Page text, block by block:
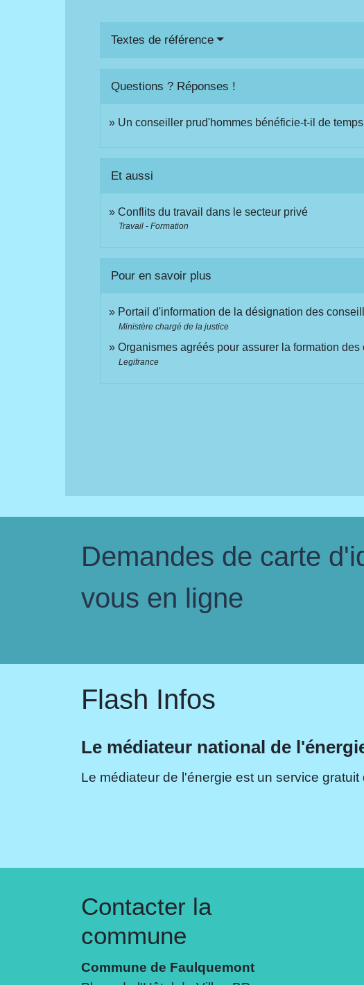
Textes de référence
Questions ? Réponses !
Un conseiller prud'hommes bénéficie-t-il de
Et aussi
Conflits du travail dans le secteur privé
Travail - Formation
Pour en savoir plus
Portail d'information de la désignation des
Ministère chargé de la justice
Organismes agréés pour assurer la formation
Legifrance
Demandes de carte
vous en ligne
Flash Infos
Le médiateur national de
Le médiateur de l'énergie est un service
Contacter la
commune
Commune de Faulquemont